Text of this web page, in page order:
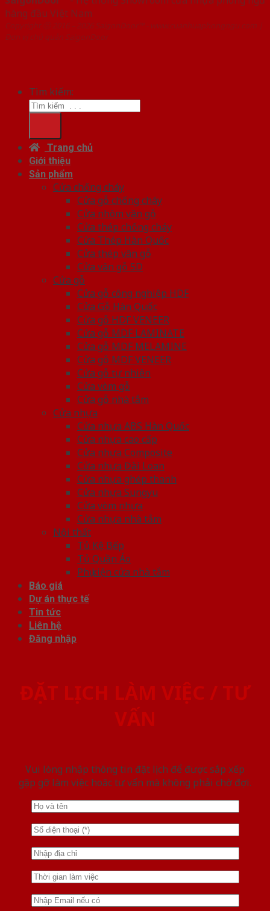
hàng đầu Việt Nam
Copyright ⓒ 2016 – 2026 SaigonDoor™ - www.cuanhuaphongngu.com |
Đơn vị chủ quản SaigonDoor
Tìm kiếm:
Trang chủ
Giới thiệu
Sản phẩm
Cửa chống cháy
Cửa gỗ chống cháy
Cửa nhôm vân gỗ
Cửa thép chống cháy
Cửa Thép Hàn Quốc
Cửa thép vân gỗ
Cửa vân gỗ 5D
Cửa gỗ
Cửa gỗ công nghiệp HDF
Cửa Gỗ Hàn Quốc
Cửa gỗ HDF VENEER
Cửa gỗ MDF LAMINATE
Cửa gỗ MDF MELAMINE
Cửa gỗ MDF VENEER
Cửa gỗ tự nhiên
Cửa vòm gỗ
Cửa gỗ nhà tắm
Cửa nhựa
Cửa nhựa ABS Hàn Quốc
Cửa nhựa cao cấp
Cửa nhựa Composite
Cửa nhựa Đài Loan
Cửa nhựa ghép thanh
Cửa nhựa Sungyu
Cửa vòm nhựa
Cửa nhựa nhà tắm
Nội thất
Tủ Kệ Bếp
Tủ Quần Áo
Phụ kiện cửa nhà tắm
Báo giá
Dự án thực tế
Tin tức
Liên hệ
Đăng nhập
ĐẶT LỊCH LÀM VIỆC / TƯ
VẤN
Vui lòng nhập thông tin đặt lịch để được sắp xếp
gặp gỡ làm việc hoăc tư vấn mà không phải chờ đợi.